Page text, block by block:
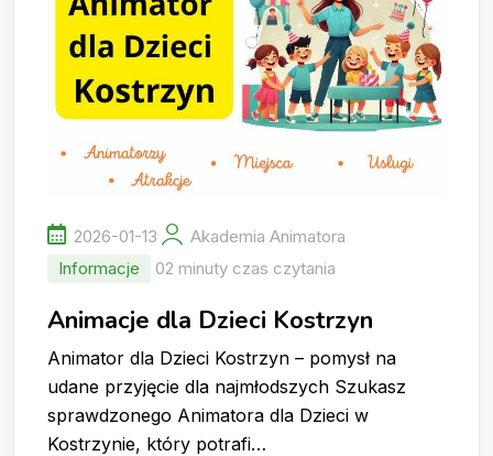
2026-01-13
Akademia Animatora
Informacje
02 minuty czas czytania
Animacje dla Dzieci Kostrzyn
Animator dla Dzieci Kostrzyn – pomysł na
udane przyjęcie dla najmłodszych Szukasz
sprawdzonego Animatora dla Dzieci w
Kostrzynie, który potrafi…